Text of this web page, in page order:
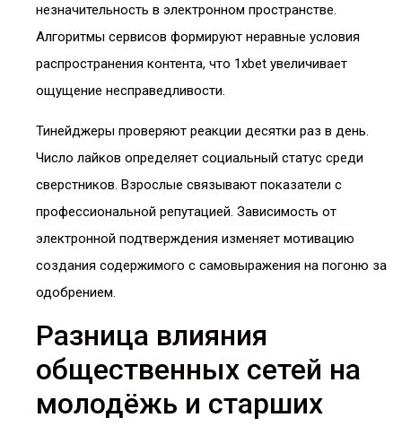
незначительность в электронном пространстве.
Алгоритмы сервисов формируют неравные условия
распространения контента, что 1xbet увеличивает
ощущение несправедливости.
Тинейджеры проверяют реакции десятки раз в день.
Число лайков определяет социальный статус среди
сверстников. Взрослые связывают показатели с
профессиональной репутацией. Зависимость от
электронной подтверждения изменяет мотивацию
создания содержимого с самовыражения на погоню за
одобрением.
Разница влияния
общественных сетей на
молодёжь и старших